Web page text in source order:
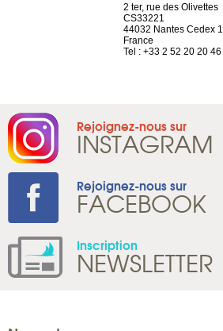
2 ter, rue des Olivettes
CS33221
44032 Nantes Cedex 1
France
Tel : +33 2 52 20 20 46
Rejoignez-nous sur
INSTAGRAM
Rejoignez-nous sur
FACEBOOK
Inscription
NEWSLETTER